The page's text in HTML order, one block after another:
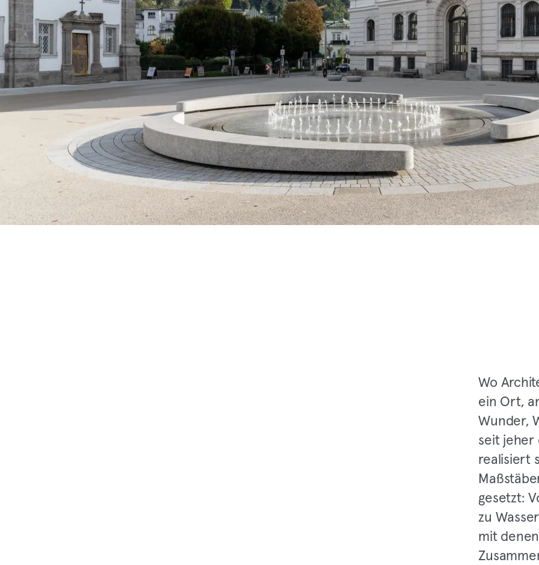
Wo
ein Ort,
Wunder,
seit jeher
realisiert
gesetzt:
zu
mit